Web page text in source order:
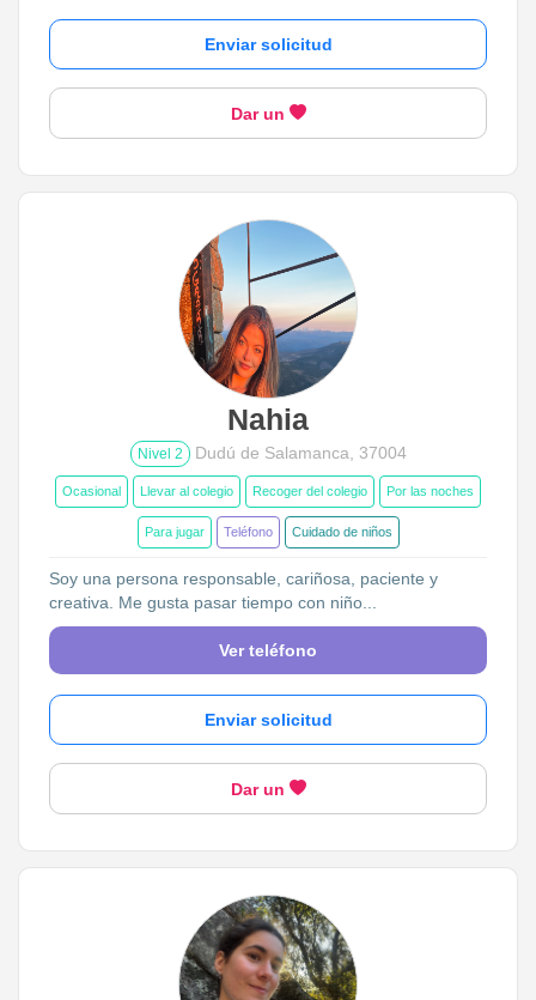
Enviar solicitud
Dar un
Nahia
Nivel 2 Dudú de Salamanca, 37004
Ocasional Llevar al colegio Recoger del colegio Por las noches
Para jugar Teléfono Cuidado de niños
Soy una persona responsable, cariñosa, paciente y
creativa. Me gusta pasar tiempo con niño...
Ver teléfono
Enviar solicitud
Dar un